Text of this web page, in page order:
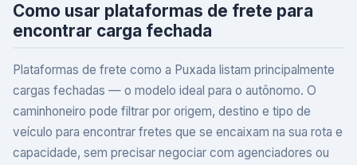
Como usar plataformas de frete para
encontrar carga fechada
Plataformas de frete como a Puxada listam principalmente
cargas fechadas — o modelo ideal para o autônomo. O
caminhoneiro pode filtrar por origem, destino e tipo de
veículo para encontrar fretes que se encaixam na sua rota e
capacidade, sem precisar negociar com agenciadores ou